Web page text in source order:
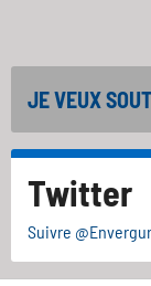
JE VEUX
Twitter
Suivre